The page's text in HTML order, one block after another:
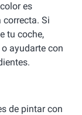
es
Si
tu coche,
o ayudarte con
de pintar con